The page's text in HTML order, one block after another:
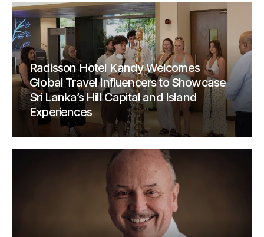
Radisson Hotel Kandy Welcomes
Global Travel Influencers to Showcase
Sri Lanka’s Hill Capital and Island
Experiences